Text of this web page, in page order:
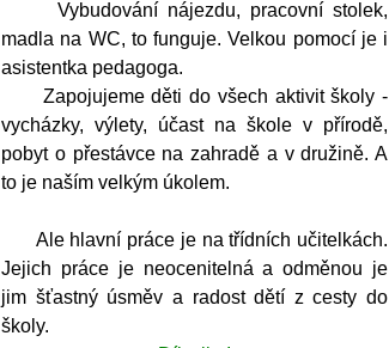
Vybudování nájezdu, pracovní stolek,
madla na WC, to funguje. Velkou pomocí je i
asistentka pedagoga.
Zapojujeme děti do všech aktivit školy -
vycházky, výlety, účast na škole v přírodě,
pobyt o přestávce na zahradě a v družině. A
to je naším velkým úkolem.
Ale hlavní práce je na třídních učitelkách.
Jejich práce je neocenitelná a odměnou je
jim šťastný úsměv a radost dětí z cesty do
školy.